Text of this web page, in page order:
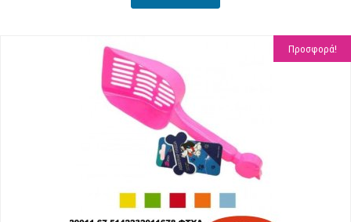
Προσφορά!